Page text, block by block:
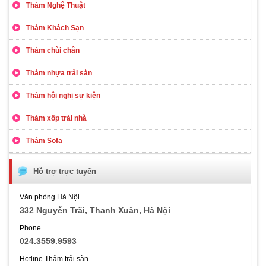
Thảm Nghệ Thuật
Thảm Khách Sạn
Thảm chùi chân
Thảm nhựa trải sàn
Thảm hội nghị sự kiện
Thảm xốp trải nhà
Thảm Sofa
Hỗ trợ trực tuyến
Văn phòng Hà Nội
332 Nguyễn Trãi, Thanh Xuân, Hà Nội
Phone
024.3559.9593
Hotline Thảm trải sàn